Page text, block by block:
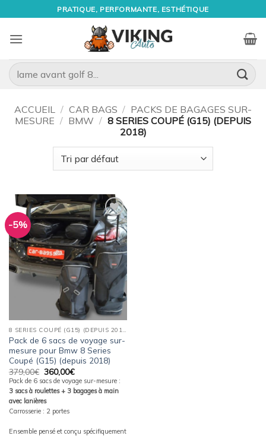
au
contenu
PRATIQUE, PERFORMANTE, ESTHÉTIQUE
Recherche
pour :
ACCUEIL / CAR BAGS / PACKS DE BAGAGES SUR-
MESURE / BMW / 8 SERIES COUPÉ (G15) (DEPUIS
2018)
-5%
Ajouter
à la
wishlist
8 SERIES COUPÉ (G15) (DEPUIS 2018)
Pack de 6 sacs de voyage sur-
mesure pour Bmw 8 Series
Coupé (G15) (depuis 2018)
379,00€ Le
prix
initial
était :
379,00€.
360,00€Le
prix
actuel
est :
Pack de 6 sacs de voyage sur-mesure :
3 sacs à roulettes + 3 bagages à main
avec lanières
Carrosserie : 2 portes
Ensemble pensé et conçu spécifiquement